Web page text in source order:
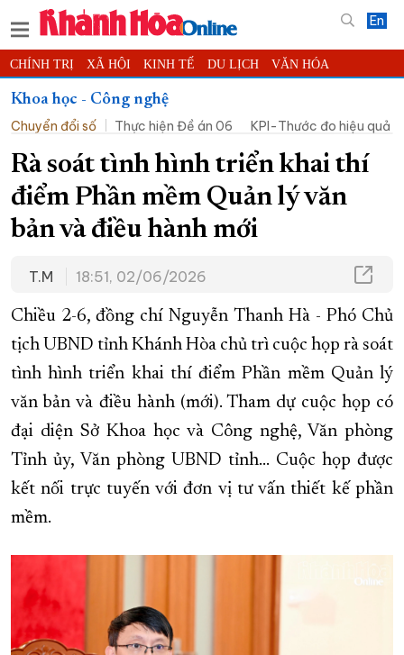
En
CHÍNH TRỊ XÃ HỘI KINH TẾ DU LỊCH VĂN HÓA
THỂ THAO ĐỜI SỐNG TIN ĐỊA PHƯƠNG
KHOA HỌC - CÔNG NGHỆ PHÁP LUẬT BẠN ĐỌC PHÓNG SỰ
THẾ GIỚI MULTIMEDIA VIDEO ĐỌC BÁO ONLINE
PODCAST THÔNG TIN - QUẢNG CÁO
QUY HOẠCH TỈNH KHÁNH HÒA
CHUNG TAY CẢI CÁCH HÀNH CHÍNH
XÂY DỰNG NÔNG THÔN MỚI LỊCH CẮT ĐIỆN
TÀU - XE - MÁY BAY
KỶ NIỆM 370 NĂM XÂY DỰNG VÀ PHÁT TRIỂN TỈNH KHÁNH HÒA
KHOẢNH KHẮC ĐẸP XỨ TRẦM
XÂY DỰNG KHÁNH HÒA TRỞ THÀNH THÀNH PHỐ TRỰC THUỘC
ĐẠI HỘI ĐẢNG CÁC CẤP TRANG CHỦ VỀ BÁO KHÁNH HÒA
Khoa học - Công nghệ
Chuyển đổi số
Thực hiện Đề án 06 KPI-Thước đo hiệu quả
Rà soát tình hình triển khai thí
điểm Phần mềm Quản lý văn
bản và điều hành mới
T.M 18:51, 02/06/2026
Chiều 2-6, đồng chí Nguyễn Thanh Hà - Phó Chủ
tịch UBND tỉnh Khánh Hòa chủ trì cuộc họp rà soát
tình hình triển khai thí điểm Phần mềm Quản lý
văn bản và điều hành (mới). Tham dự cuộc họp có
đại diện Sở Khoa học và Công nghệ, Văn phòng
Tỉnh ủy, Văn phòng UBND tỉnh... Cuộc họp được
kết nối trực tuyến với đơn vị tư vấn thiết kế phần
mềm.